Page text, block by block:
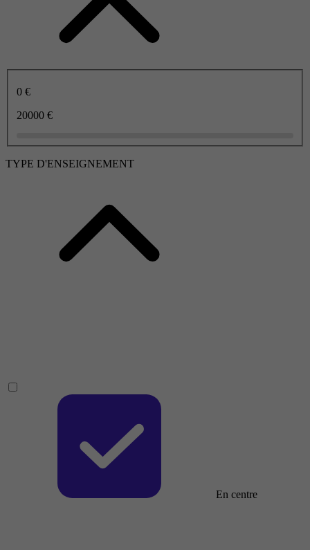
0 €
20000 €
TYPE D'ENSEIGNEMENT
En centre